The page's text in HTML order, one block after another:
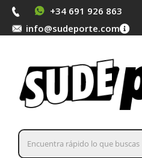
+34 691 926 863
info@sudeporte.com